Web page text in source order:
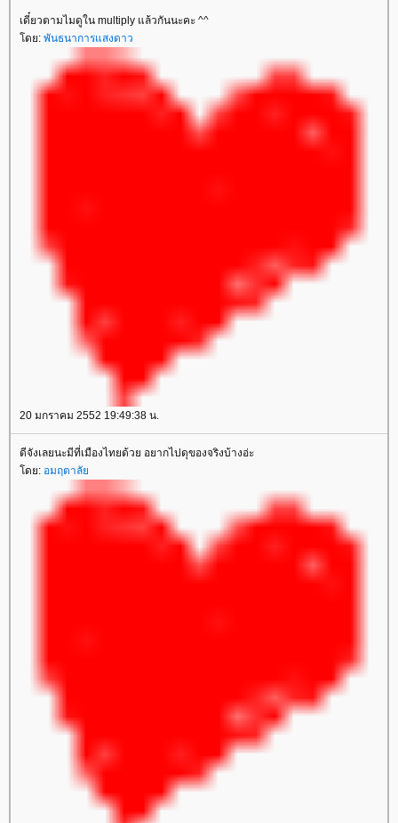
เดี๋ยวตามไมดูใน multiply แล้วกันนะคะ ^^
ดย: พันธนาการแสงดาว
20 มกราคม 2552 19:49:38 น.
ดีจังเลยนะมีที่เมืองไทยด้วย อยากไปดุของจริงบ้างอ่ะ
ดย: อมฤตาลั